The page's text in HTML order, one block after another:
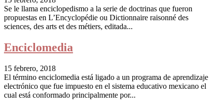
Se le llama enciclopedismo a la serie de doctrinas que fueron
propuestas en L’Encyclopédie ou Dictionnaire raisonné des
sciences, des arts et des métiers, editada...
Enciclomedia
15 febrero, 2018
El término enciclomedia está ligado a un programa de aprendizaje
electrónico que fue impuesto en el sistema educativo mexicano el
cual está conformado principalmente por...